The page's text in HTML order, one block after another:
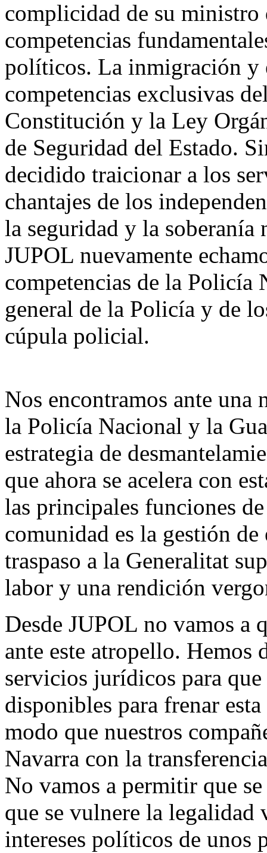
complicidad de su
competencias
políticos. La inmigración y
competencias exclusivas
Constitución y la Ley
de Seguridad del Estado.
decidido traicionar a los
chantajes de los
la seguridad y la soberanía
JUPOL nuevamente
competencias de la
general de la Policía y de
cúpula policial.
Nos encontramos ante una
la Policía Nacional y la
estrategia de
que ahora se acelera con
las principales funciones
comunidad es la gestión
traspaso a la Generalitat
labor y una rendición
Desde JUPOL no vamos a
ante este atropello. Hemos
servicios jurídicos para
disponibles para frenar
modo que nuestros
Navarra con la
No vamos a permitir que
que se vulnere la
intereses políticos de unos